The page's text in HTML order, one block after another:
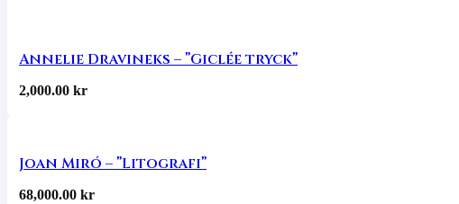
Annelie Dravineks – ”Giclée tryck”
2,000.00 kr
Joan Miró – ”Litografi”
68,000.00 kr